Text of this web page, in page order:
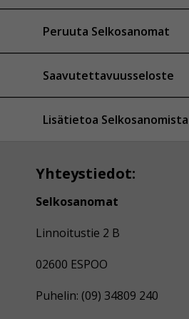
Peruuta Selkosanomat
Saavutettavuusseloste
Lisätietoa Selkosanomista
Yhteystiedot:
Selkosanomat
Linnoitustie 2 B
02600 ESPOO
Puhelin: (09) 34809 240